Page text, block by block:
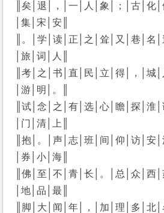
║矣│退│，│一│人│象│；│古│
│集│宋│安║
║。│学│读│正│之│耸│又│巷│
│旅│词│人║
║考│之│书│直│民│立│得│，│
│游│明│。║
║试│念│之│有│选│心│瞻│探│
│门│清│上║
║抱│。│声│志│班│间│仰│访│
│券│小│海║
║佛│至│不│青│长│。│总│众│
│地│品│最║
║脚│大│闻│年│，│加│理│多│